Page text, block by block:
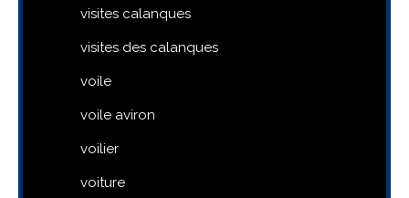
visites calanques
visites des calanques
voile
voile aviron
voilier
voiture